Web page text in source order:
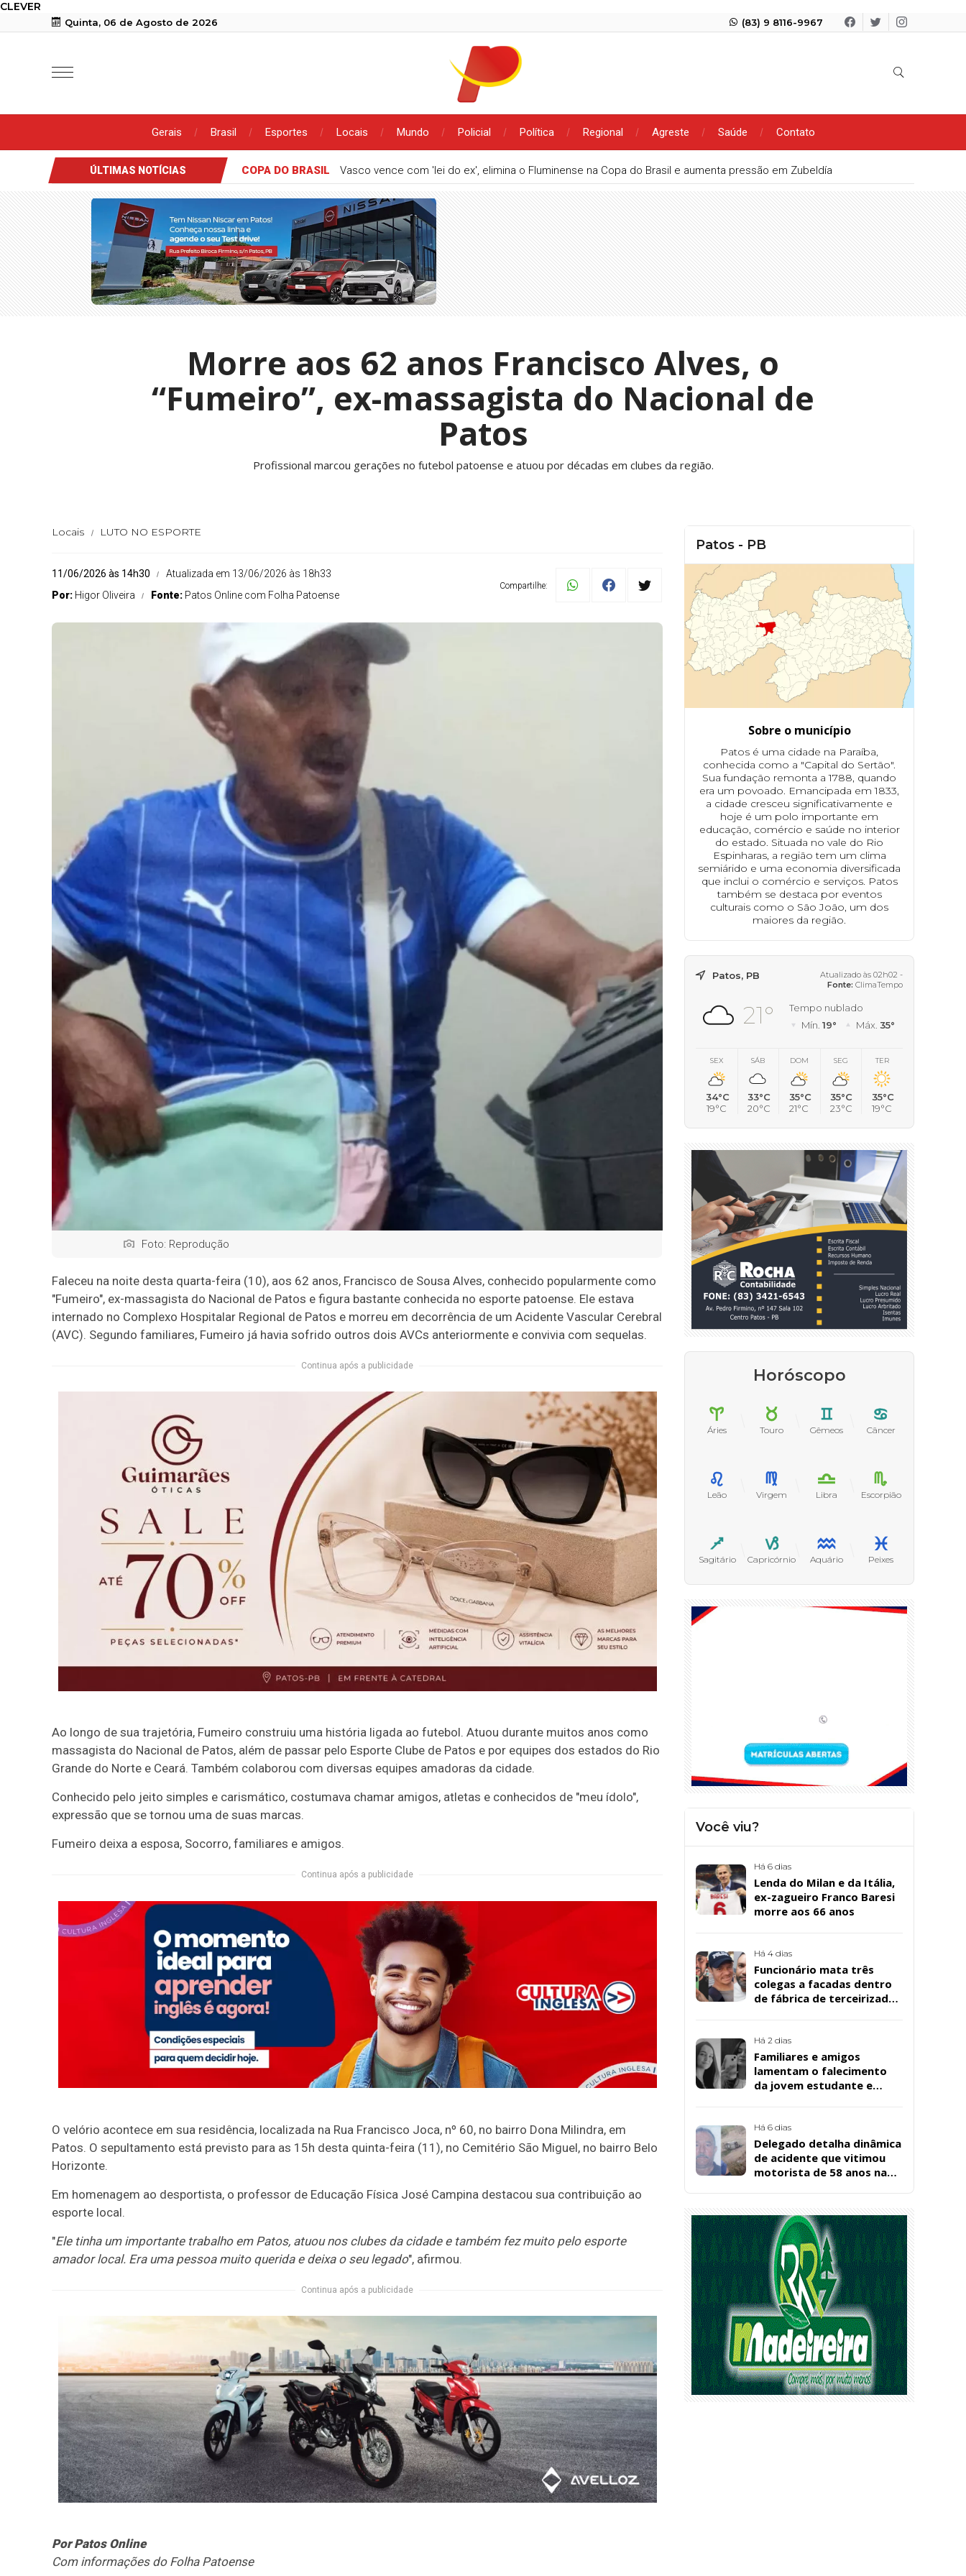
CLEVER
Quinta, 06 de Agosto de 2026 (83) 9 8116-9967
Gerais Brasil Esportes Locais Mundo Policial Política Regional Agreste Saúde Contato
ÚLTIMAS NOTÍCIAS
ELEIÇÕES 2026 Convenção de Lucas Ribeiro termina sem definição de vice e tem ausência de Adriano Galdino em meio a impasse no Republicanos
Morre aos 62 anos Francisco Alves, o
“Fumeiro”, ex-massagista do Nacional de
Patos
Profissional marcou gerações no futebol patoense e atuou por décadas em clubes da região.
Locais LUTO NO ESPORTE
11/06/2026 às 14h30
Atualizada em 13/06/2026 às 18h33
Por: Higor Oliveira Fonte: Patos Online com Folha Patoense
Compartilhe:
Foto: Reprodução
Faleceu na noite desta quarta-feira (10), aos 62 anos, Francisco de Sousa Alves, conhecido popularmente como
"Fumeiro", ex-massagista do Nacional de Patos e figura bastante conhecida no esporte patoense. Ele estava
internado no Complexo Hospitalar Regional de Patos e morreu em decorrência de um Acidente Vascular Cerebral
(AVC). Segundo familiares, Fumeiro já havia sofrido outros dois AVCs anteriormente e convivia com sequelas.
Continua após a publicidade
Ao longo de sua trajetória, Fumeiro construiu uma história ligada ao futebol. Atuou durante muitos anos como
massagista do Nacional de Patos, além de passar pelo Esporte Clube de Patos e por equipes dos estados do Rio
Grande do Norte e Ceará. Também colaborou com diversas equipes amadoras da cidade.
Conhecido pelo jeito simples e carismático, costumava chamar amigos, atletas e conhecidos de "meu ídolo",
expressão que se tornou uma de suas marcas.
Fumeiro deixa a esposa, Socorro, familiares e amigos.
Continua após a publicidade
O velório acontece em sua residência, localizada na Rua Francisco Joca, nº 60, no bairro Dona Milindra, em
Patos. O sepultamento está previsto para as 15h desta quinta-feira (11), no Cemitério São Miguel, no bairro Belo
Horizonte.
Em homenagem ao desportista, o professor de Educação Física José Campina destacou sua contribuição ao
esporte local.
"Ele tinha um importante trabalho em Patos, atuou nos clubes da cidade e também fez muito pelo esporte
amador local. Era uma pessoa muito querida e deixa o seu legado", afirmou.
Continua após a publicidade
Por Patos Online
Com informações do Folha Patoense
Patos - PB
Sobre o município
Patos é uma cidade na Paraíba,
conhecida como a "Capital do Sertão".
Sua fundação remonta a 1788, quando
era um povoado. Emancipada em 1833,
a cidade cresceu significativamente e
hoje é um polo importante em
educação, comércio e saúde no interior
do estado. Situada no vale do Rio
Espinharas, a região tem um clima
semiárido e uma economia diversificada
que inclui o comércio e serviços. Patos
também se destaca por eventos
culturais como o São João, um dos
maiores da região.
Patos, PB
Atualizado às 02h02 -
Fonte: ClimaTempo
21°
Tempo nublado
Mín. 19° Máx. 35°
SEX
34°C
19°C
SÁB
33°C
20°C
DOM
35°C
21°C
SEG
35°C
23°C
TER
35°C
19°C
Horóscopo
Áries Touro Gêmeos Câncer
Leão Virgem Libra Escorpião
Sagitário Capricórnio Aquário Peixes
Você viu?
Há 6 dias
Lenda do Milan e da Itália,
ex-zagueiro Franco Baresi
morre aos 66 anos
Há 4 dias
Funcionário mata três
colegas a facadas dentro
de fábrica de terceirizada
Há 2 dias
Familiares e amigos
lamentam o falecimento
da jovem estudante e
Santos, em Patos
Há 6 dias
Delegado detalha dinâmica
de acidente que vitimou
motorista de 58 anos na